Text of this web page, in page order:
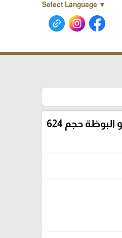
Select Language ▼
سيروب بطعم الفرولة لتزيين الحلويات و البوظة حجم 624